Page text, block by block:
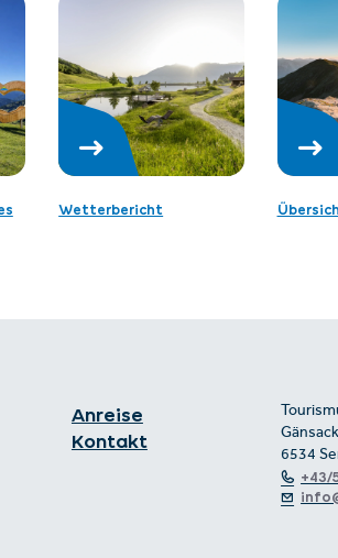
Wetterbericht
Anreise
Kontakt
6534
+43/